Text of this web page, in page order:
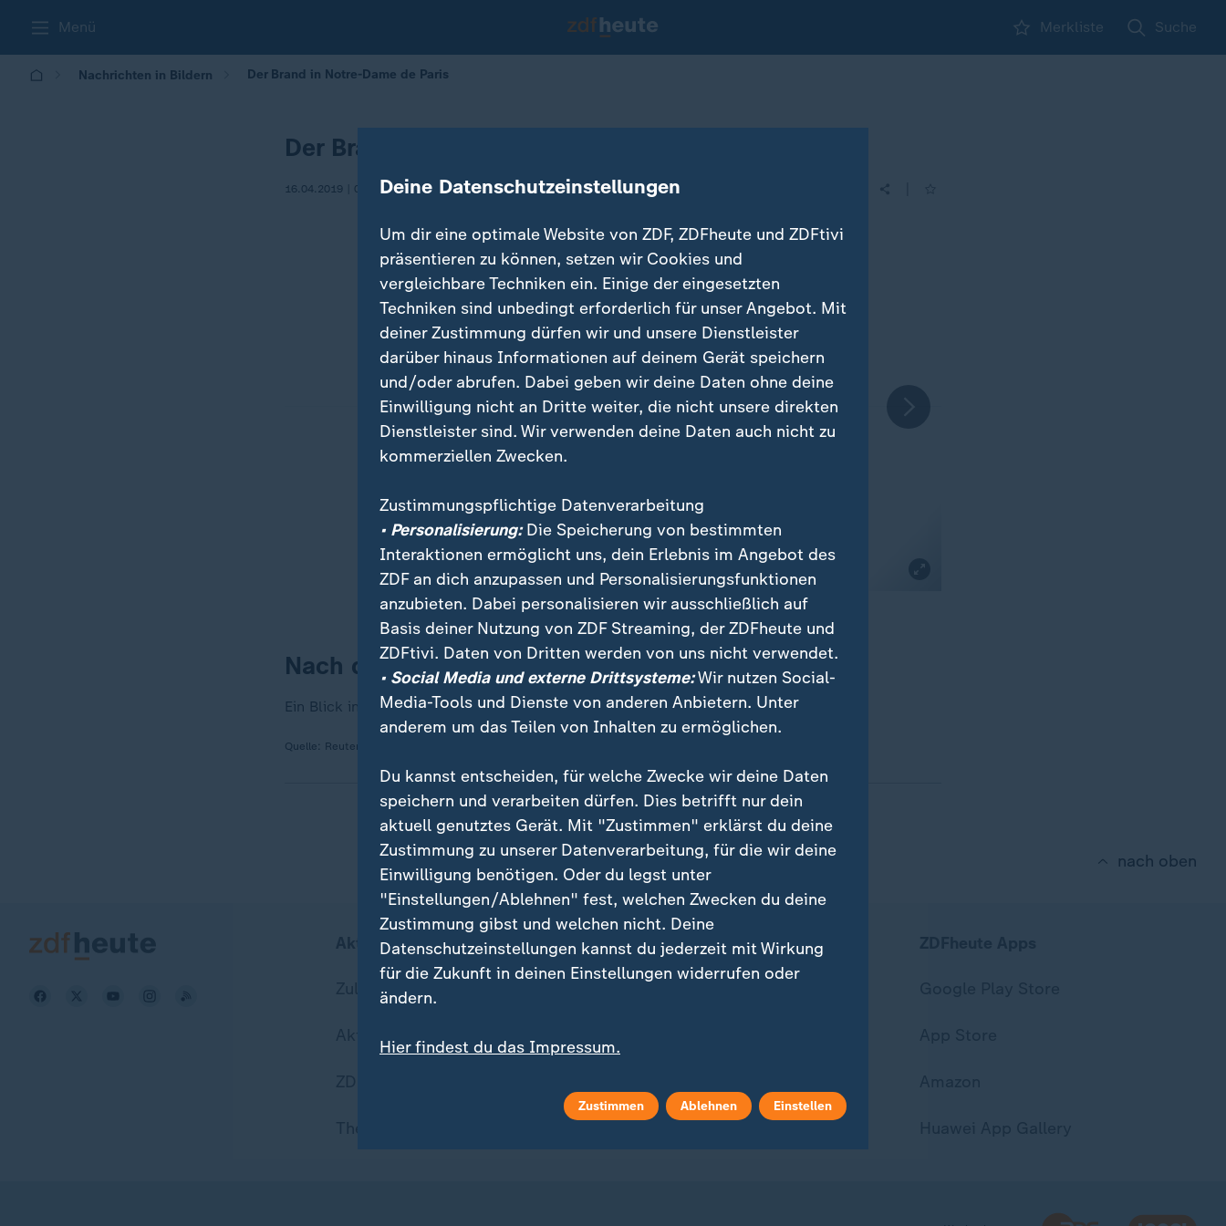
Menü Merkliste Suche
Nachrichten in Bildern Der Brand in Notre-Dame de Paris
Der Brand in Notre-Dame de Paris
16.04.2019 | 08:55
Nach dem Brand in Notre-Dame
Ein Blick in den zerstörten Innenraum der Kathedrale Notre-Dame, Paris.
Quelle: Reuters
nach oben
Aktuell bei ZDFheute
Zuletzt veröffentlicht
ZDFheute Update
Deine Datenschutzeinstellungen
Um dir eine optimale Website von ZDF, ZDFheute und ZDFtivi
präsentieren zu können, setzen wir Cookies und
vergleichbare Techniken ein. Einige der eingesetzten
Techniken sind unbedingt erforderlich für unser Angebot. Mit
deiner Zustimmung dürfen wir und unsere Dienstleister
darüber hinaus Informationen auf deinem Gerät speichern
und/oder abrufen. Dabei geben wir deine Daten ohne deine
Einwilligung nicht an Dritte weiter, die nicht unsere direkten
Dienstleister sind. Wir verwenden deine Daten auch nicht zu
kommerziellen Zwecken.
Zustimmungspflichtige Datenverarbeitung
• Personalisierung:Die Speicherung von bestimmten
Interaktionen ermöglicht uns, dein Erlebnis im Angebot des
ZDF an dich anzupassen und Personalisierungsfunktionen
anzubieten. Dabei personalisieren wir ausschließlich auf
Basis deiner Nutzung von ZDF Streaming, der ZDFheute und
ZDFtivi. Daten von Dritten werden von uns nicht verwendet.
• Social Media und externe Drittsysteme:Wir nutzen Social-
Media-Tools und Dienste von anderen Anbietern. Unter
anderem um das Teilen von Inhalten zu ermöglichen.
Du kannst entscheiden, für welche Zwecke wir deine Daten
speichern und verarbeiten dürfen. Dies betrifft nur dein
aktuell genutztes Gerät. Mit "Zustimmen" erklärst du deine
Zustimmung zu unserer Datenverarbeitung, für die wir deine
Einwilligung benötigen. Oder du legst unter
"Einstellungen/Ablehnen" fest, welchen Zwecken du deine
Zustimmung gibst und welchen nicht. Deine
Datenschutzeinstellungen kannst du jederzeit mit Wirkung
für die Zukunft in deinen Einstellungen widerrufen oder
ändern.
Hier findest du das Impressum.
Zustimmen Ablehnen Einstellen